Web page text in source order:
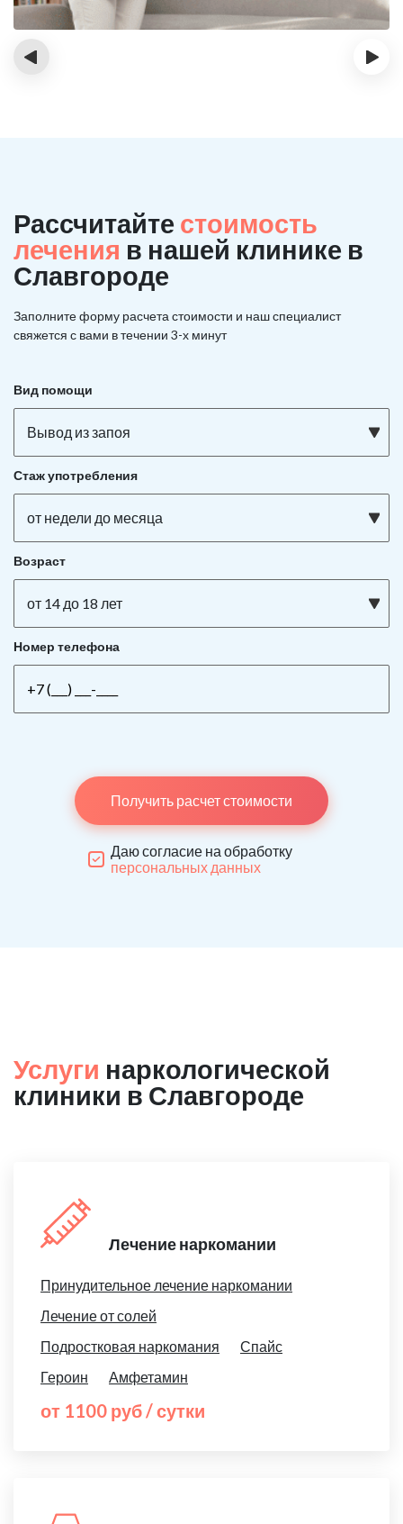
‹ ›
Рассчитайте стоимость
лечения в нашей клинике в
Славгороде
Заполните форму расчета стоимости и нашспециалист
свяжется с вами в течении 3-х минут
Вид помощи
Вывод из запоя
Стаж употребления
от недели до месяца
Возраст
от 14 до 18 лет
Номер телефона
Получить расчет стоимости
Даю согласие на обработку
персональных данных
Услуги наркологической
клиники в Славгороде
Лечение наркомании
Принудительное лечение наркомании
Лечение от солей
Подростковая наркомания
Спайс
Героин
Амфетамин
от 1100 руб / сутки